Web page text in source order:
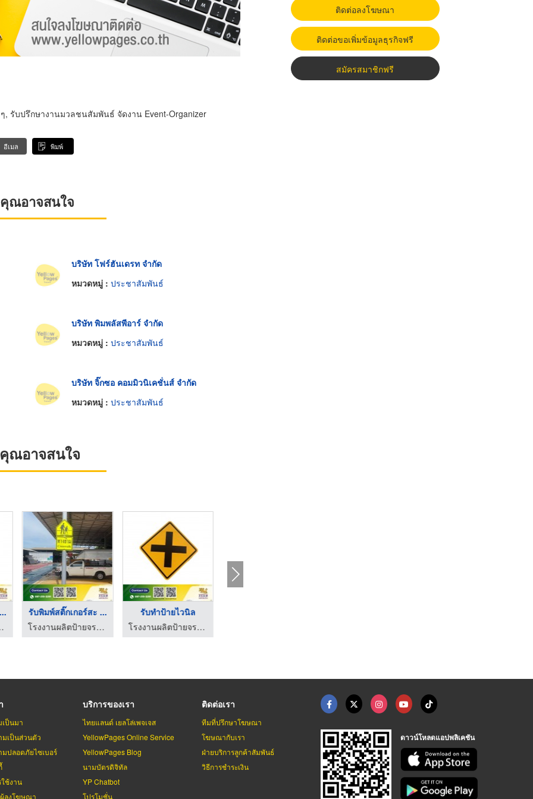
รับปรึกษางานมวลชนสัมพันธ์ จัดงาน Event-Organizer
อีเมล พิมพ์
ณอาจสนใจ
บริษัท โฟร์ฮันเดรท จำกัด
หมวดหมู่ : ประชาสัมพันธ์
บริษัท พิมพลัสพีอาร์ จำกัด
หมวดหมู่ : ประชาสัมพันธ์
บริษัท จิ๊กซอ คอมมิวนิเคชั่นส์ จำกัด
หมวดหมู่ : ประชาสัมพันธ์
ณอาจสนใจ
ท้อนแสง - Zeus
รับพิมพ์สติ๊กเกอร์สะ ...
โรงงานผลิตป้ายจราจร ป้ายอิงค์เจ็ท สติ๊กเกอร์สะท้อนแสง - Zeus
รับทำป้ายไวนิล
โรงงานผลิตป้ายจราจร ป้ายอิงค์เจ็ท สติ๊กเกอร์สะท้อนแสง - Zeus
ติดต่อลงโฆษณา
ติดต่อขอเพิ่มข้อมูลธุรกิจฟรี
สมัครสมาชิกฟรี
ป็นมา
เป็นส่วนตัว
ปลอดภัยไซเบอร์
ช้งาน
ลงโฆษณา
บริการของเรา
ไทยแลนด์ เยลโล่เพจเจส
YellowPages Online Service
YellowPages Blog
นามบัตรดิจิทัล
YP Chatbot
โปรโมชั่น
ติดต่อเรา
ทีมที่ปรึกษาโฆษณา
โฆษณากับเรา
ฝ่ายบริการลูกค้าสัมพันธ์
วิธีการชำระเงิน
ดาวน์โหลดแอปพลิเคชัน